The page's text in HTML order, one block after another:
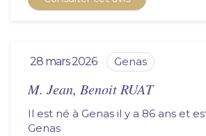
28 mars 2026 genas
M. Jean, Benoit RUAT
Il est né à Genas il y a 86 ans et
genas